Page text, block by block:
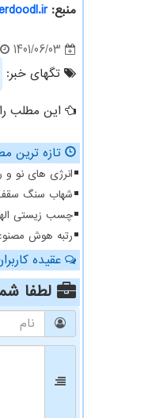
منبع:
1401/06/03
تگهای خبر:
این مطلب
تازه ترین
انرژی های نو و
شهاب سنگ سقف
چسب زیستی
رتبه هوش مصنوعی
عقیده
لطفا